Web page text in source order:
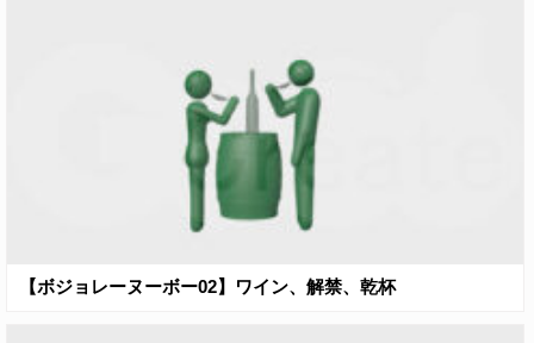
【ボジョレーヌーボー02】ワイン、解禁、乾杯